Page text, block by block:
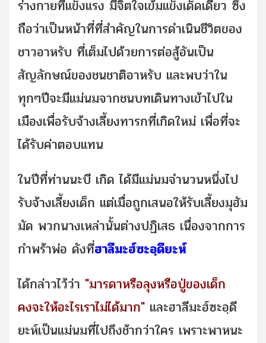
ร่างกายที่แข็งแรง มีจิตใจเข้มแข็งเด็ดเดี่ยว ซึ่ง
ถือว่าเป็นหน้าที่ที่สำคัญในการดำเนินชีวิตของ
ชาวอาหรับ ที่เต็มไปด้วยการต่อสู้อันเป็น
สัญลักษณ์ของชนชาติอาหรับ และพบว่าใน
ทุกๆปีจะมีแม่นมจากชนบทเดินทางเข้าไปใน
เมืองเพื่อรับจ้างเลี้ยงทารกที่เกิดใหม่ เพื่อที่จะ
ได้รับค่าตอบแทน
ในปีที่ท่านนะบี เกิด ได้มีแม่นมจำนวนหนึ่งไป
รับจ้างเลี้ยงเด็ก แต่เมื่อถูกเสนอให้รับเลี้ยงมุฮัม
มัด พวกนางเหล่านั้นต่างปฏิเสธ เนื่องจากการ
กำพร้าพ่อ ดังที่ฮาลีมะฮ์ซะอฺดียะห์
ได้กล่าวไว้ว่า "มารดาหรือลุงหรือปู่ของเด็ก
คงจะให้อะไรเราไม่ได้มาก" และฮาลีมะฮ์ซะอฺดี
ยะห์เป็นแม่นมที่ไปถึงช้ากว่าใคร เพราะพาหนะ